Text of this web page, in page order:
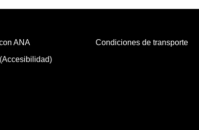
ANA
Condiciones de transporte